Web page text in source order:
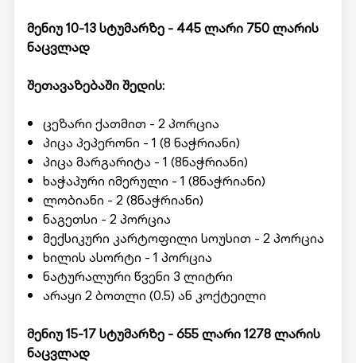
მენიუ 10-13 სტუმარზე - 445 ლარი 750ლარის
ნაცვლად
შეთავაზებაში შედის:
ცეზარი ქათმით - 2 პორცია
პიცა პეპერონი - 1 (8 ნაჭრიანი)
პიცა მარგარიტა - 1 (8ნაჭრიანი)
ხაჭაპური იმერული - 1 (8ნაჭრიანი)
ლობიანი - 2 (8ნაჭრიანი)
ნაგეთსი - 2 პორცია
მექსიკური კარტოფილი სოუსით - 2 პორცია
ხილის ასორტი - 1 პორცია
ნატურალური წვენი 3 ლიტრი
არაყი 2 ბოთლი (0.5) ან კოქტეილი
მენიუ 15-17 სტუმარზე - 655 ლარი 1278 ლარის
ნაცვლად